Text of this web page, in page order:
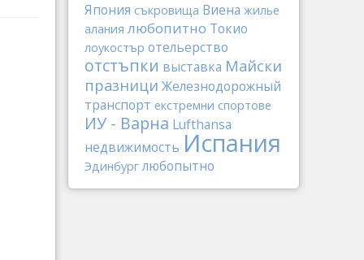
Япония съкровища Виена жилье
алания любопитно Токио
лоукостър отельерство
отстъпки выставка Майски
празници Железнодорожный
транспорт екстремни спортове
ИУ - Варна Lufthansa
недвижимость Испания
Эдинбург любопытно